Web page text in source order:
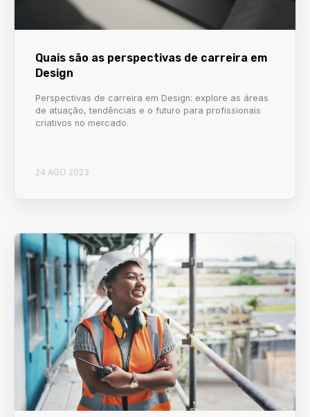
Quais são as perspectivas de carreira em
Design
Perspectivas de carreira em Design: explore as áreas
de atuação, tendências e o futuro para profissionais
criativos no mercado.
24 AGO 2023